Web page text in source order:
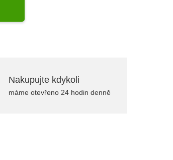
Nakupujte kdykoli
máme otevřeno 24 hodin denně